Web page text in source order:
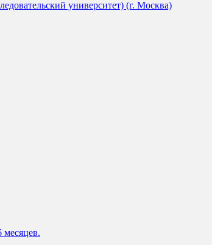
университет) (г. Москва)
месяцев.